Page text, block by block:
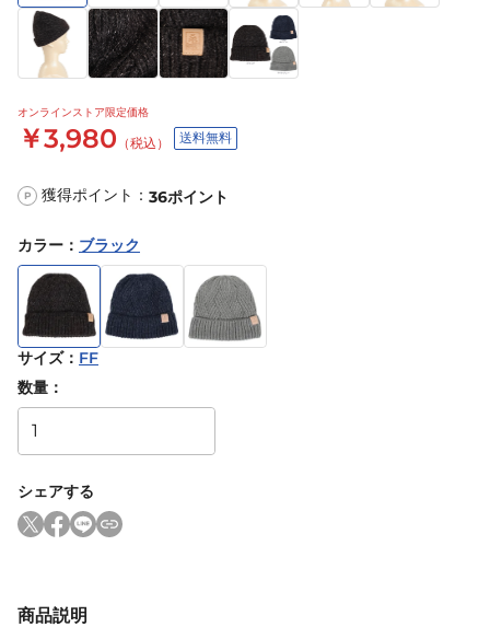
オンラインストア限定価格
￥3,980 （税込） 送料無料
P 獲得ポイント： 36ポイント
カラー ： ブラック
サイズ： FF
数量：
シェアする
商品説明